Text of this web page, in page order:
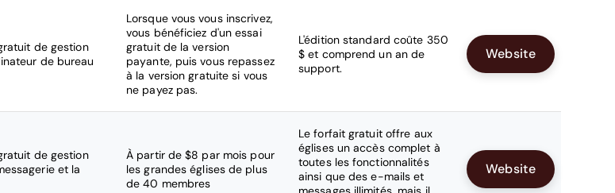
de gestion
de bureau
Lorsque vous vous inscrivez,
vous bénéficiez d'un essai
gratuit de la version
payante, puis vous repassez
à la version gratuite si vous
ne payez pas.
L'édition standard coûte 350
$ et comprend un an de
support.
Website
de gestion
et la
À partir de $8 par mois pour
les grandes églises de plus
de 40 membres
Le forfait gratuit offre aux
églises un accès complet à
toutes les fonctionnalités
ainsi que des e-mails et
Website